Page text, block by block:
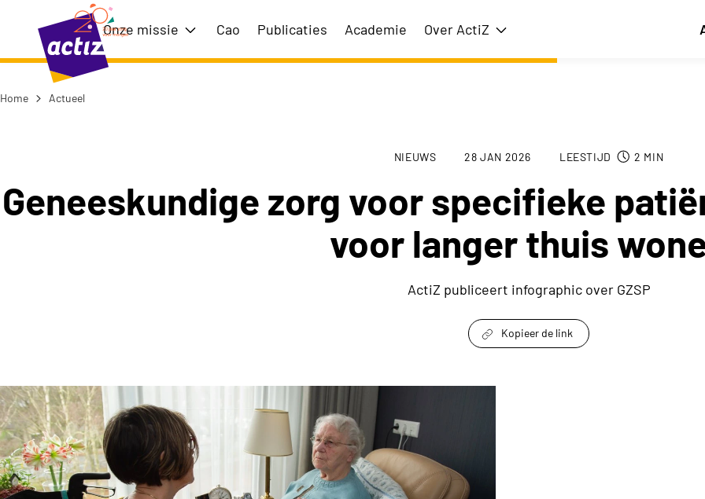
Naar hoofdinhoud
Naar menu
Naar de homepage
Onze missie Toon submenu voor Onze missie
Cao Publicaties Academie Over ActiZ Toon submenu voor Over ActiZ
Home Actueel
NIEUWS 28 JAN 2026 LEESTIJD 2 MIN
Geneeskundige zorg voor specifieke
voor langer thuis
ActiZ publiceert infographic over GZSP
Kopieer de link
Geneeskundige zorg voor specifieke patiëntgroepen onmisbaar voor langer thuis wonen